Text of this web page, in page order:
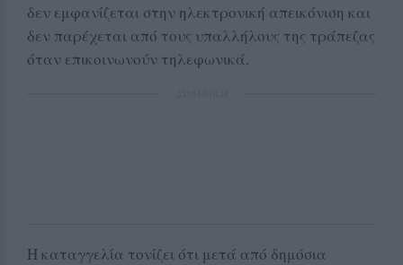
δεν εμφανίζεται στην ηλεκτρονική απεικόνιση και
δεν παρέχεται από τους υπαλλήλους της τράπεζας
όταν επικοινωνούν τηλεφωνικά.
Η καταγγελία τονίζει ότι μετά από δημόσια